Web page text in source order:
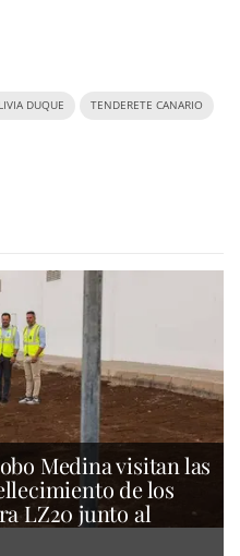
DUQUE TENDERETE CANARIO
Medina visitan las
de los
LZ20 junto al